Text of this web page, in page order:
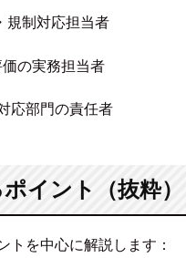
制対応担当者
の実務担当者
部門の責任者
イント（抜粋）
トを中心に解説します：